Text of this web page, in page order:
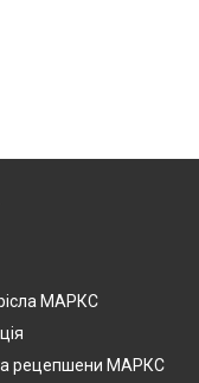
МАРКС
рецепшени МАРКС